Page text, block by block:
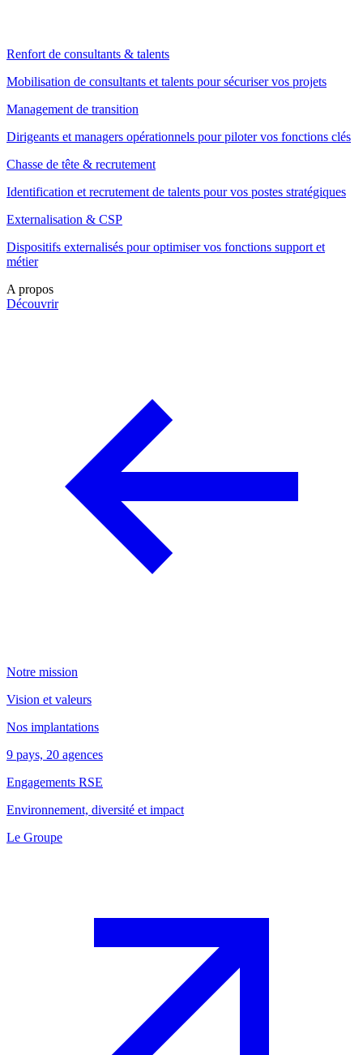
Renfort de consultants & talents
Mobilisation de consultants et talents pour sécuriser vos projets
Management de transition
Dirigeants et managers opérationnels pour piloter vos fonctions clés
Chasse de tête & recrutement
Identification et recrutement de talents pour vos postes stratégiques
Externalisation & CSP
Dispositifs externalisés pour optimiser vos fonctions support et
métier
A propos
Découvrir
Notre mission
Vision et valeurs
Nos implantations
9 pays, 20 agences
Engagements RSE
Environnement, diversité et impact
Le Groupe